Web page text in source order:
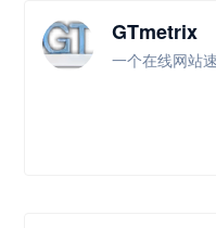
GTmetrix
一个在线网站